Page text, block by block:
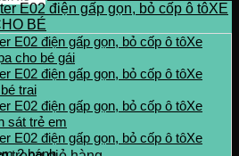
XE
BÉ
Xe
cho bé gái
Xe
trai
Xe
sát trẻ em
Xe